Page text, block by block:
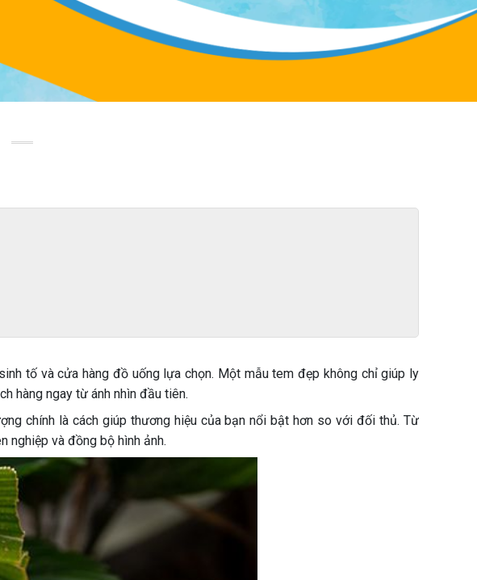
tố và cửa hàng đồ uống lựa chọn. Một mẫu tem đẹp không chỉ giúp ly
hàng ngay từ ánh nhìn đầu tiên.
chính là cách giúp thương hiệu của bạn nổi bật hơn so với đối thủ. Từ
nghiệp và đồng bộ hình ảnh.